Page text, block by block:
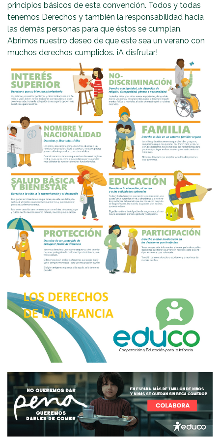
principios básicos de esta convención. Todos y todas
tenemos Derechos y también la responsabilidad hacia
las demás personas para que éstos se cumplan.
Abrimos nuestro deseo de que este sea un verano con
muchos derechos cumplidos. ¡A disfrutar!